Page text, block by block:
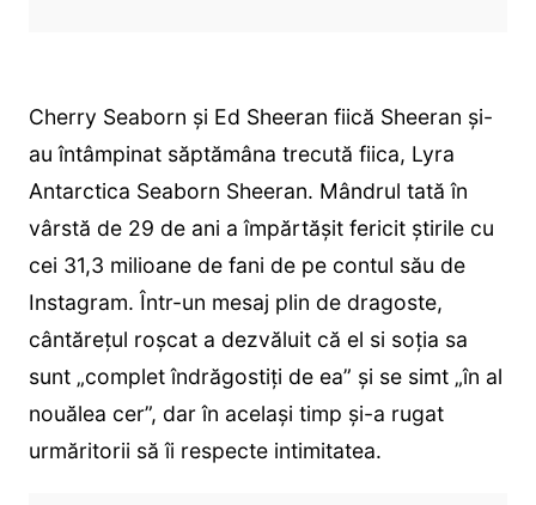
Cherry Seaborn și Ed Sheeran fiică Sheeran și-
au întâmpinat săptămâna trecută fiica, Lyra
Antarctica Seaborn Sheeran. Mândrul tată în
vârstă de 29 de ani a împărtășit fericit știrile cu
cei 31,3 milioane de fani de pe contul său de
Instagram. Într-un mesaj plin de dragoste,
cântărețul roșcat a dezvăluit că el si soția sa
sunt „complet îndrăgostiți de ea” și se simt „în al
nouălea cer”, dar în același timp și-a rugat
urmăritorii să îi respecte intimitatea.